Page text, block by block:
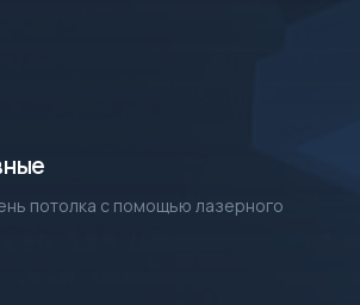
потолка с помощью лазерного